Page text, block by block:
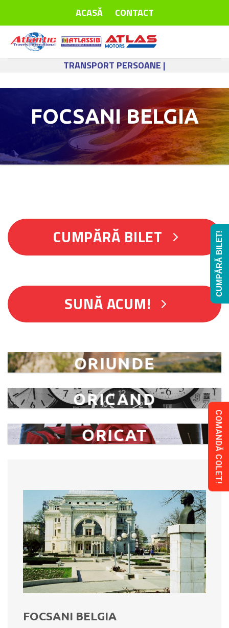
ACASĂ CONTACT
TRANSPORT PERSOANE |
FOCSANI BELGIA
CUMPĂRĂ BILET
SUNĂ ACUM!
ORIUNDE
ORICAND
ORICAT
FOCSANI BELGIA
COMANDĂ COLET!
CUMPĂRĂ BILET!